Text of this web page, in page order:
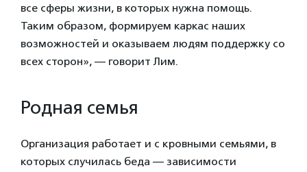
все сферы жизни, в которых нужна помощь.
Таким образом, формируем каркас наших
возможностей и оказываем людям поддержку со
всех сторон», — говорит Лим.
Родная семья
Организация работает и с кровными семьями, в
которых случилась беда — зависимости